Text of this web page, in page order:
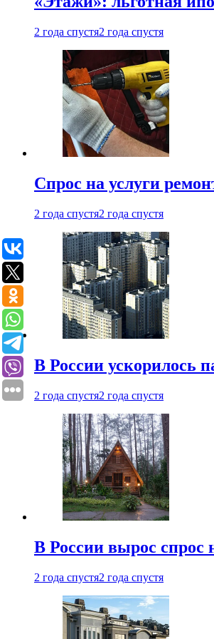
2 года спустя2 года спустя
Спрос на услуги
2 года спустя2 года спустя
В России ускорилось
2 года спустя2 года спустя
В России вырос спрос
2 года спустя2 года спустя